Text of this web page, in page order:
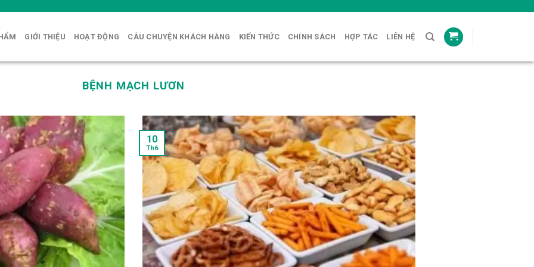
GIỚI THIỆU HOẠT ĐỘNG CÂU CHUYỆN KHÁCH HÀNG KIẾN THỨC CHÍNH SÁCH HỢP TÁC LIÊN HỆ
BỆNH MẠCH LƯƠN
10
Th6